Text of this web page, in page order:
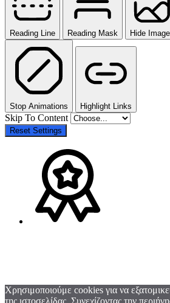
Reading Line Reading Mask Hide
Stop Animations Highlight Links
Skip To Content
Reset Settings
Χρησιμοποιούμε cookies για να
της ιστοσελίδας. Συνεχίζοντας την